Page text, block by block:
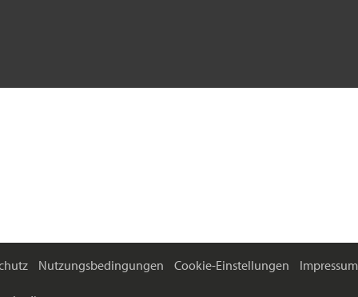
Nutzungsbedingungen Cookie-Einstellungen Impressum